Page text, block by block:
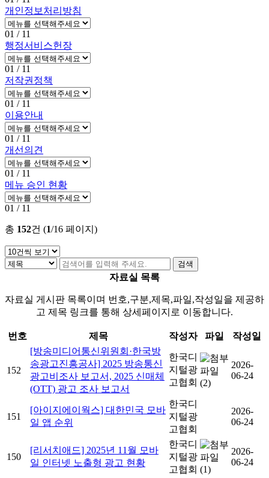
개인정보처리방침
01 / 11
행정서비스헌장
01 / 11
저작권정책
01 / 11
이용안내
01 / 11
개선의견
01 / 11
메뉴 승인 현황
01 / 11
총 152건 (1/16 페이지)
자료실 목록
자료실 게시판 목록이며 번호,구분,제목,파일,작성일을 제공하
고 제목 링크를 통해 상세페이지로 이동합니다.
번호 제목 작성자 파일 작성일
152
[방송미디어통신위원회·한국방
송광고진흥공사] 2025 방송통신
광고비조사 보고서, 2025 신매체
(OTT) 광고 조사 보고서
한국디
지털광
고협회 (2)
2026-
06-24
151
[아이지에이웍스] 대한민국 모바
일 앱 순위
한국디
지털광
고협회
2026-
06-24
150
[리서치애드] 2025년 11월 모바
일 인터넷 노출형 광고 현황
한국디
지털광
고협회 (1)
2026-
06-24